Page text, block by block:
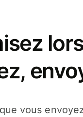
vous